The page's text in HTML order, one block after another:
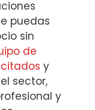
puedas
sin
de
y
sector,
y